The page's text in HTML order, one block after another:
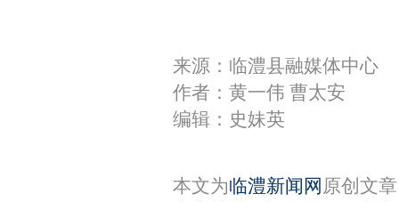
来源：临澧县融媒体中心
作者：黄一伟 曹太安
编辑：史妹英
本文为临澧新闻网 原创文